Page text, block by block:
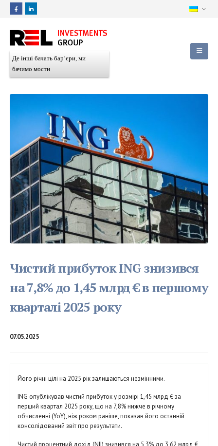
Де інші бачать бар’єри, ми
бачимо мости
Чистий прибуток ING знизився
на 7,8% до 1,45 млрд € в першому
кварталі 2025 року
07.05.2025
Його річні цілі на 2025 рік залишаються незмінними.
ING опублікував чистий прибуток у розмірі 1,45 млрд € за
перший квартал 2025 року, що на 7,8% нижче в річному
обчисленні (YoY), ніж роком раніше, показав його останній
консолідований звіт про результати.
Чистий процентний дохід (NII) знизився на 5,3% до 3,62 млрд €